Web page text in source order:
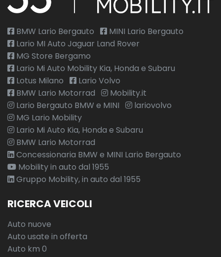
BMW Lario Bergauto
MINI Lario Bergauto
Lario MI Auto Jaguar Land Rover
MG Store Bergamo
Lario Mi Auto Mobility Kia, Honda e Subaru
Lotus Milano
Lario Volvo
BMW Lario Motorrad
Mobility.it
Lario Bergauto BMW e MINI
lariovolvo
MG Lario Mobility
Lario Mi Auto Kia, Honda e Subaru
BMW Lario Motorrad
Concessionaria BMW e MINI Lario Bergauto
Mobility in auto dal 1955
Gruppo Mobility, in auto dal 1955
RICERCA VEICOLI
Auto nuove
Auto usate in offerta
Auto km 0